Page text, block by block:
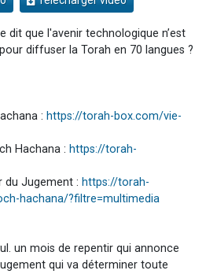
dit que l'avenir technologique n’est
diffuser la Torah en 70 langues ?
: https://torah-box.com/vie-
Hachana : https://torah-
du Jugement : https://torah-
hachana/?filtre=multimedia
un mois de repentir qui annonce
qui va déterminer toute